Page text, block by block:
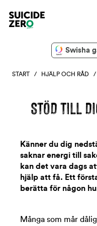
Swisha
START / HJÄLP OCH RÅD /
STÖD TILL
Känner du dig
saknar energi till
kan det vara dags
hjälp att få. Ett
berätta för någon
Många som mår